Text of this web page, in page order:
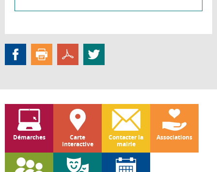
Démarches
Carte
interactive
Contacter la
mairie
Associations